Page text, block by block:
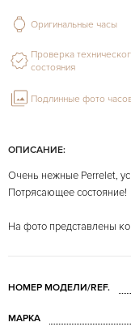
ОПИСАНИЕ:
Очень нежные Perrelet,
Потрясающее состояние!
На фото представлены
НОМЕР МОДЕЛИ/REF.
МАРКА
Оригинальные часы
Проверка
состояния
Подлинные фото